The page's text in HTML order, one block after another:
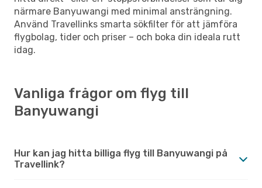
närmare Banyuwangi med minimal ansträngning.
Använd Travellinks smarta sökfilter för att jämföra
flygbolag, tider och priser – och boka din ideala rutt
idag.
Vanliga frågor om flyg till
Banyuwangi
Hur kan jag hitta billiga flyg till Banyuwangi på
Travellink?